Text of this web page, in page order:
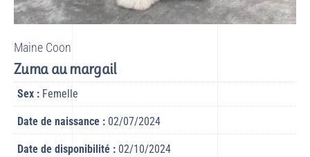
Maine Coon
Zuma au margail
Sex : Femelle
Date de naissance : 02/07/2024
Date de disponibilité : 02/10/2024